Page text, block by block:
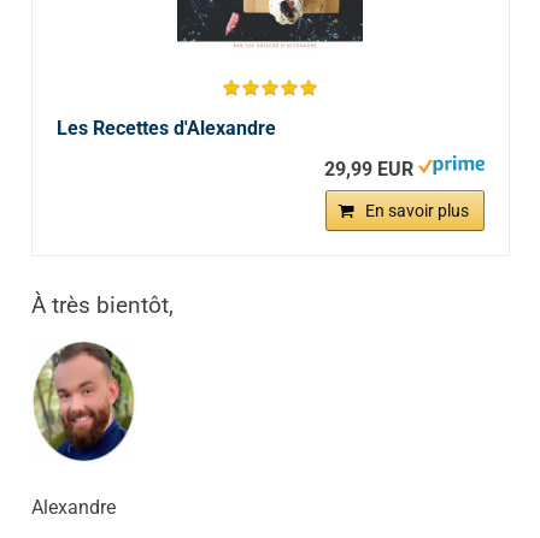
Les Recettes d'Alexandre
29,99 EUR
En savoir plus
À très bientôt,
Alexandre